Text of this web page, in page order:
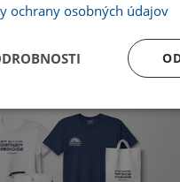
ochrany osobných údajov